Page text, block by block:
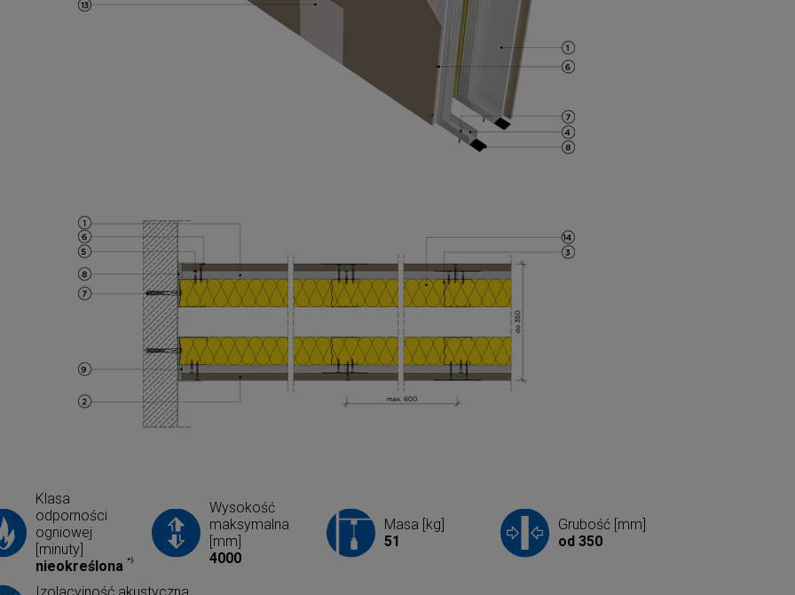
Klasa
odporności
ogniowej
[minuty]
nieokreślona *)
Wysokość
maksymalna
[mm]
4000
Masa [kg]
51
Grubość [mm]
od 350